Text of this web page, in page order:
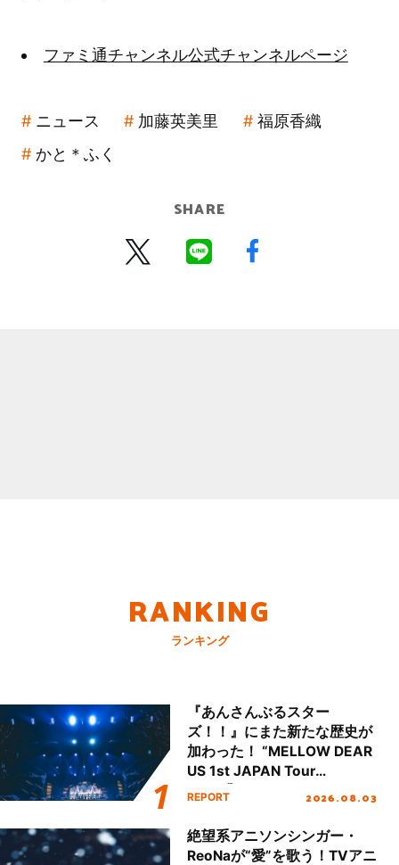
ファミ通チャンネル公式チャンネルページ
ニュース 加藤英美里
福原香織
かと＊ふく
SHARE
RANKING
ランキング
『あんさんぶるスター
ズ！！』にまた新たな歴史が
加わった！ “MELLOW DEAR
US 1st JAPAN Tour
Final「NICE to meet YOU
ート!!
REPORT 2026.08.03
絶望系アニソンシンガー・
ReoNaが“愛”を歌う！TVアニ